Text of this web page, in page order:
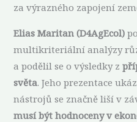
za výrazného zapojení
Elias Maritan (D4AgEcol)
multikriteriální analýzy
a podělil se o výsledky z
světa. Jeho prezentace
nástrojů se značně liší v
musí být hodnoceny v